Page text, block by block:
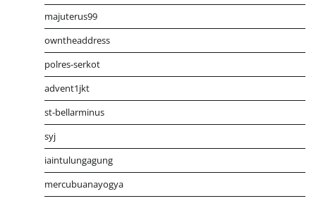
majuterus99
owntheaddress
polres-serkot
advent1jkt
st-bellarminus
syj
iaintulungagung
mercubuanayogya